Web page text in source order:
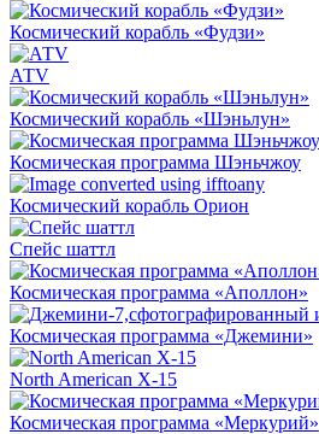
Космический корабль «Фудзи»
АТV
Космический корабль «Шэньлун»
Космическая программа Шэньчжоу
Космический корабль Орион
Спейс шаттл
Космическая программа «Аполлон»
Космическая программа «Джемини»
North American X-15
Космическая программа «Меркурий»